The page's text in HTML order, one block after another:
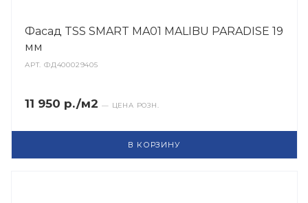
Фасад TSS SMART MA01 MALIBU PARADISE 19
мм
АРТ.ФД400029405
11 950 р./м2 — ЦЕНА РОЗН.
В КОРЗИНУ